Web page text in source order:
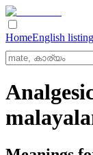
HomeEnglish listing